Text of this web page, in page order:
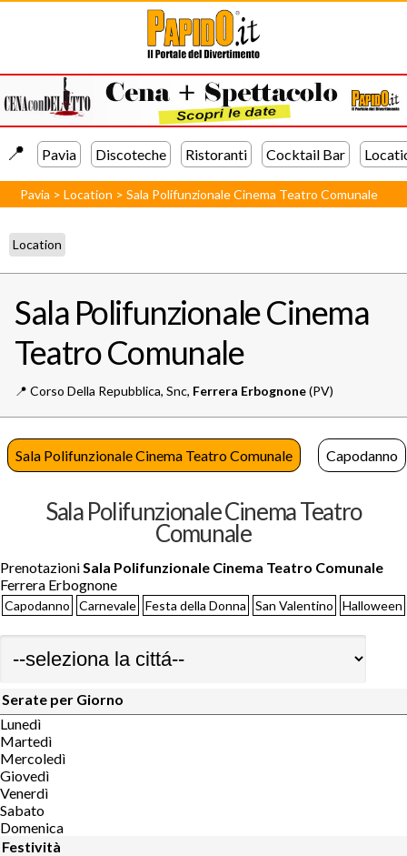
📍️ Pavia Discoteche Ristoranti Cocktail Bar
Pavia >Location >Sala Polifunzionale Cinema Teatro Comunale
Location
Sala Polifunzionale Cinema
Teatro Comunale
📍️ Corso Della Repubblica, Snc, Ferrera Erbognone(PV)
Sala Polifunzionale Cinema Teatro Comunale Capodanno
Sala Polifunzionale Cinema Teatro
Comunale
Prenotazioni Sala Polifunzionale Cinema Teatro Comunale
Ferrera Erbognone
Capodanno Carnevale Festa della Donna San Valentino Halloween
Serate per Giorno
Lunedì
Martedì
Mercoledì
Giovedì
Venerdì
Sabato
Domenica
Festività